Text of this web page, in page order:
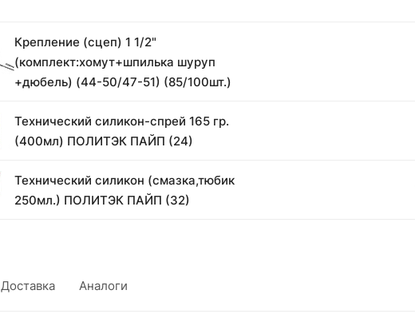
Крепление (сцеп) 1 1/2"
(комплект:хомут+шпилька шуруп
+дюбель) (44-50/47-51) (85/100шт.)
Технический силикон-спрей 165 гр.
(400мл) ПОЛИТЭК ПАЙП (24)
Технический силикон (смазка,тюбик
250мл.) ПОЛИТЭК ПАЙП (32)
Доставка Аналоги